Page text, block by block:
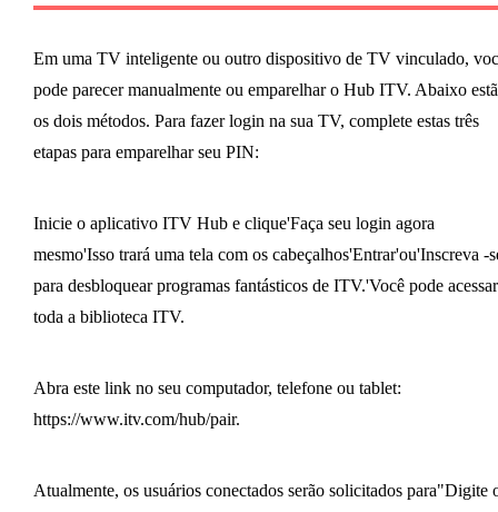
Em uma TV inteligente ou outro dispositivo de TV vinculado,
pode parecer manualmente ou emparelhar o Hub ITV. Abaixo
os dois métodos. Para fazer login na sua TV, complete estas três
etapas para emparelhar seu PIN:
Inicie o aplicativo ITV Hub e clique'Faça seu login agora
mesmo'Isso trará uma tela com os cabeçalhos'Entrar'ou'Inscreva -
para desbloquear programas fantásticos de ITV.'Você pode acessar
toda a biblioteca ITV.
Abra este link no seu computador, telefone ou tablet:
https://www.itv.com/hub/pair.
Atualmente, os usuários conectados serão solicitados para"Digite